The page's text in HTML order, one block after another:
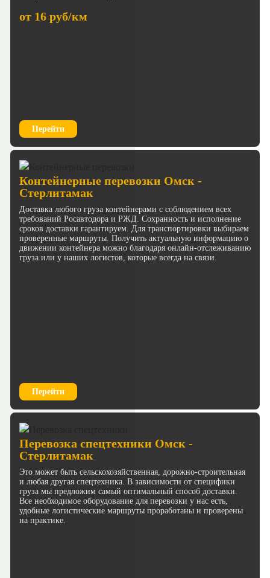
от 16 руб/км
Перейти
Контейнерные перевозки Омск -
Стерлитамак
Доставка любого груза контейнерами с соблюдением всех
требований Росавтодора и РЖД. Сохранность и исполнение
сроков доставки гарантируем. Для транспортировки выбираем
проверенные маршруты. Получить актуальную информацию о
движении контейнера можно благодаря онлайн-отслеживанию
груза или у наших логистов, которые всегда на связи.
Перейти
Перевозка спецтехники Омск -
Стерлитамак
Это может быть сельскохозяйственная, дорожно-строительная
и любая другая спецтехника. В зависимости от специфики
груза мы предложим самый оптимальный способ доставки.
Все необходимое оборудование для перевозки у нас есть,
удобные логистические маршруты проработаны и проверены
на практике.